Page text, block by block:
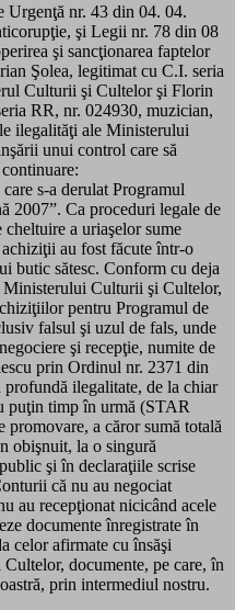
Urgenţă nr. 43 din 04. 04.
şi Legii nr. 78 din 08
şi sancţionarea faptelor
Şolea, legitimat cu C.I. seria
Culturii şi Cultelor şi Florin
RR, nr. 024930, muzician,
ilegalităţi ale Ministerului
unui control care să
s-a derulat Programul
2007”. Ca proceduri legale de
a uriaşelor sume
au fost făcute într-o
butic sătesc. Conform cu deja
Ministerului Culturii şi Cultelor,
pentru Programul de
falsul şi uzul de fals, unde
şi recepţie, numite de
prin Ordinul nr. 2371 din
ilegalitate, de la chiar
puţin timp în urmă (STAR
a căror sumă totală
obişnuit, la o singură
şi în declaraţiile scrise
că nu au negociat
au recepţionat nicicând acele
documente înregistrate în
celor afirmate cu însăşi
documente, pe care, în
prin intermediul nostru.